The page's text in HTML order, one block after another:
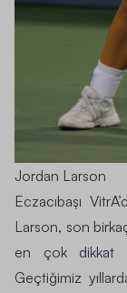
Jordan Larson
Eczacıbaşı
Larson, son
en çok dikkat
Geçtiğimiz